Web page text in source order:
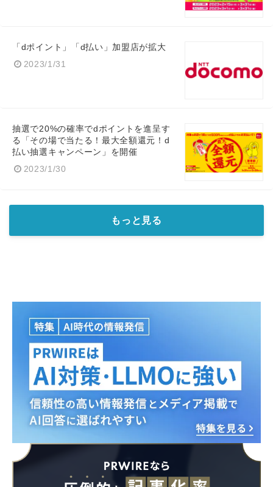
「dポイント」「d払い」加盟店が拡大
2023/1/31
抽選で20%の確率でdポイントを進呈す
る「その場で当たる！最大全額還元！d
払い抽選キャンペーン」を開催
2023/1/30
もっと見る
Japanese
English